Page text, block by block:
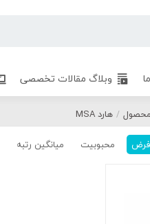
وبلاگ مقالات تخصصی
/ هارد MSA
محبوبیت میانگین رتبه